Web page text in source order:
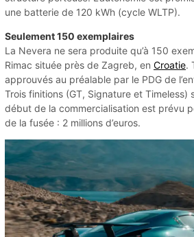
une batterie de 120 kWh (cycle WLTP).
Seulement 150 exemplaires
La Nevera ne sera produite qu’à 150
Rimac située près de Zagreb, en Croatie.
approuvés au préalable par le PDG de
Trois finitions (GT, Signature et Timeless)
début de la commercialisation est prévu
de la fusée : 2 millions d’euros.